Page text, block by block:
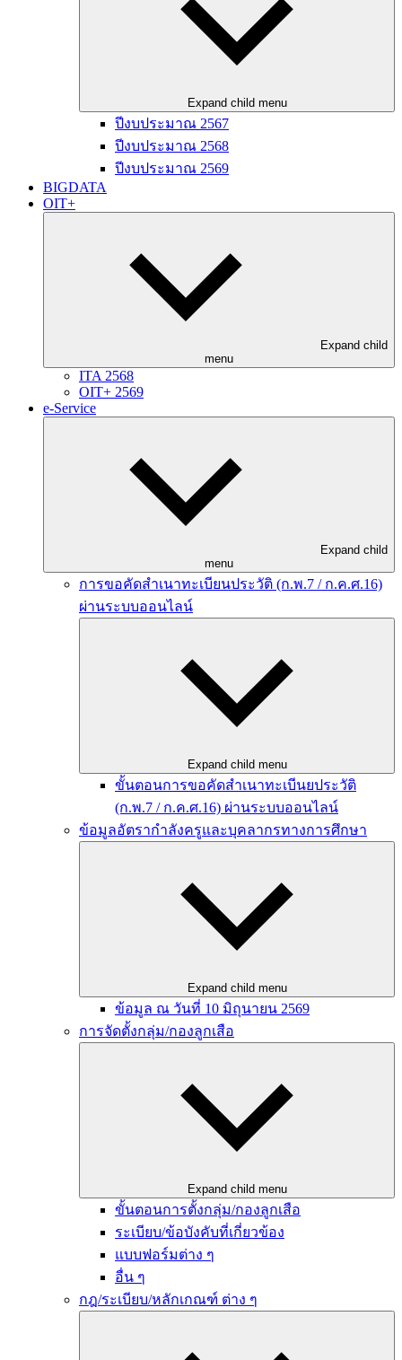
Expand child menu
ปีงบประมาณ 2567
ปีงบประมาณ 2568
ปีงบประมาณ 2569
BIGDATA
OIT+
Expand child
menu
ITA 2568
OIT+ 2569
e-Service
Expand child
menu
การขอคัดสำเนาทะเบียนประวัติ (ก.พ.7 / ก.ค.ศ.16)
ผ่านระบบออนไลน์
Expand child menu
ขั้นตอนการขอคัดสำเนาทะเบีนยประวัติ
(ก.พ.7 / ก.ค.ศ.16) ผ่านระบบออนไลน์
ข้อมูลอัตรากำลังครูและบุคลากรทางการศึกษา
Expand child menu
ข้อมูล ณ วันที่ 10 มิถุนายน 2569
การจัดตั้งกลุ่ม/กองลูกเสือ
Expand child menu
ขั้นตอนการตั้งกลุ่ม/กองลูกเสือ
ระเบียบ/ข้อบังคับที่เกี่ยวข้อง
แบบฟอร์มต่าง ๆ
อื่น ๆ
กฎ/ระเบียบ/หลักเกณฑ์ ต่าง ๆ